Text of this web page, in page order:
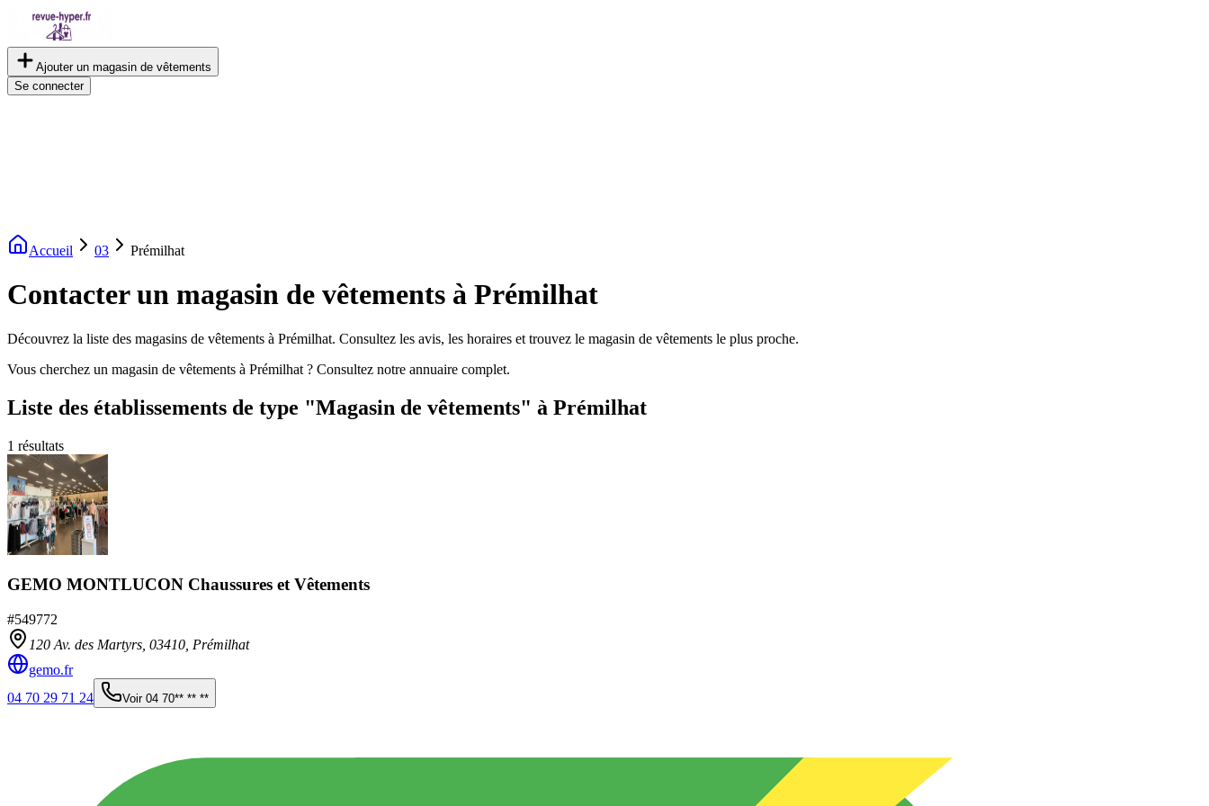
Ajouter un magasin de vêtements
Se connecter
Accueil 03 Prémilhat
Contacter un magasin de vêtements à Prémilhat
Découvrez la liste des magasins de vêtements à Prémilhat. Consultez les avis, les horaires et trouvez le magasin de vêtements le plus proche.
Vous cherchez un magasin de vêtements à Prémilhat ? Consultez notre annuaire complet.
Liste des établissements de type "Magasin de vêtements" à Prémilhat
1 résultats
GEMO MONTLUCON Chaussures et Vêtements
#549772
120 Av. des Martyrs, 03410 Prémilhat
gemo.fr
04 70 29 71 24
Voir 04 70** ** **